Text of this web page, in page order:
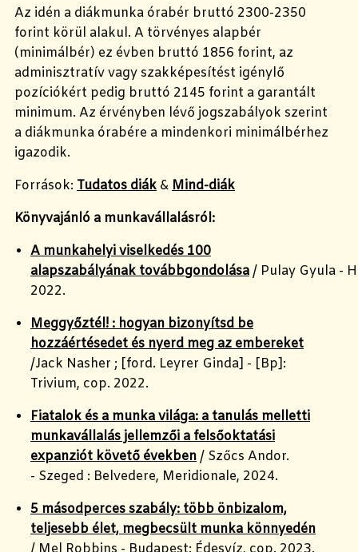
Az idén a diákmunka órabér bruttó 2300-2350
forint körül alakul. A törvényes alapbér
(minimálbér) ez évben bruttó 1856 forint, az
adminisztratív vagy szakképesítést igénylő
pozíciókért pedig bruttó 2145 forint a garantált
minimum. Az érvényben lévő jogszabályok szerint
a diákmunka órabére a mindenkori minimálbérhez
igazodik.
Források: Tudatos diák & Mind-diák
Könyvajánló a munkavállalásról:
A munkahelyi viselkedés 100
alapszabályának továbbgondolása/ Pulay Gyula -
2022.
Meggyőztél! : hogyan bizonyítsd be
hozzáértésedet és nyerd meg az embereket
/Jack Nasher ; [ford. Leyrer Ginda] - [Bp]:
Trivium, cop. 2022.
Fiatalok és a munka világa: a tanulás melletti
munkavállalás jellemzői a felsőoktatási
expanziót követő években/ Szőcs Andor.
- Szeged : Belvedere, Meridionale, 2024.
5 másodperces szabály: több önbizalom,
teljesebb élet, megbecsült munka könnyedén